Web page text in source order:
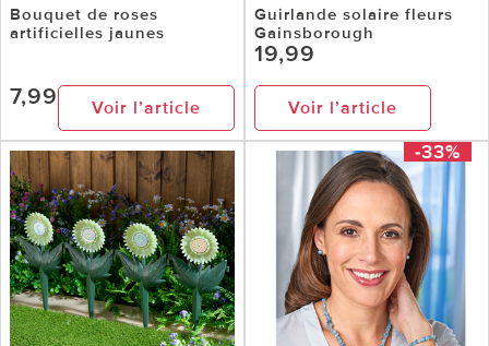
Bouquet de roses
artificielles jaunes
7,99 Voir l’article
Guirlande solaire fleurs
Gainsborough
19,99
Voir l’article
-33%